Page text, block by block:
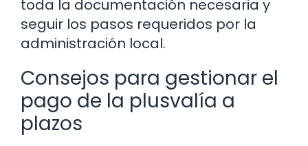
toda la documentación necesaria y
seguir los pasos requeridos por la
administración local.
Consejos para gestionar el
pago de la plusvalía a
plazos